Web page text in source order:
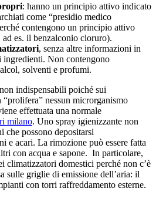
: hanno un principio attivo indicato
come “presidio medico
contengono un principio attivo
es. il benzalconio cloruro).
, senza altre informazioni in
ingredienti. Non contengono
solventi e profumi.
indispensabili poiché sui
nessun microrganismo
effettuata una normale
milano. Uno spray igienizzante non
che possono depositarsi
e acari. La rimozione può essere fatta
con acqua e sapone. In particolare,
climatizzatori domestici perché non c’è
sulle griglie di emissione dell’aria: il
con torri raffreddamento esterne.